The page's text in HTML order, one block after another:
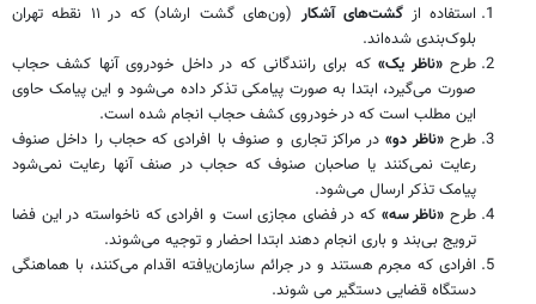
استفاده از گشت‌های آشکار
(ون‌های گشت ارشاد) که در ۱۱ نقطه تهران
بلوک‌بندی شده‌اند.
طرح«ناظر یک»که برای رانندگانی که در داخل خودروی آنها کشف حجاب
صورت می‌گیرد، ابتدا به صورت پیامکی تذکر داده می‌شود و این پیامک حاوی
این مطلب است که در خودروی کشف حجاب انجام شده است.
طرح«ناظر دو» در مراکز تجاری و صنوف با افرادی که حجاب را داخل صنوف
رعایت نمی‌کنند یا صاحبان صنوف که حجاب در صنف آنها رعایت نمی‌شود
پیامک تذکر ارسال می‌شود.
طرح «ناظر سه» که در فضای مجازی است و افرادی که ناخواسته در این فضا
ترویج بی‌بند و باری انجام دهند ابتدا احضار و توجیه می‌شوند.
افرادی که مجرم هستند و در جرائم سازمان‌یافته اقدام می‌کنند، با هماهنگی
دستگاه قضایی دستگیر می شوند.